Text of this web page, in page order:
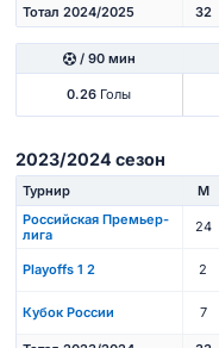
Тотал 2024/2025 32
/ 90 мин
0.26 Голы
2023/2024 сезон
Турнир М
Российская Премьер-
лига
24
Playoffs 1 2 2
Кубок России 7